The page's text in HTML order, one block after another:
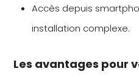
Accès depuis
installation complexe.
Les avantages pour